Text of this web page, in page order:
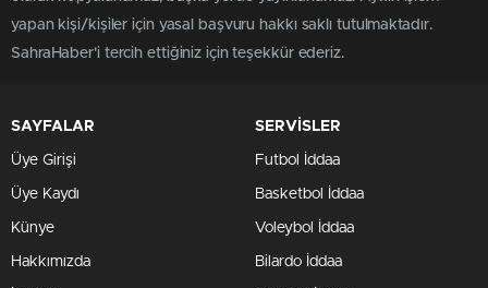
yapan kişi/kişiler için yasal başvuru hakkı saklı tutulmaktadır.
SahraHaber'i tercih ettiğiniz için teşekkür ederiz.
SAYFALAR
Üye Girişi
Üye Kaydı
Künye
Hakkımızda
SERVİSLER
Futbol İddaa
Basketbol İddaa
Voleybol İddaa
Bilardo İddaa